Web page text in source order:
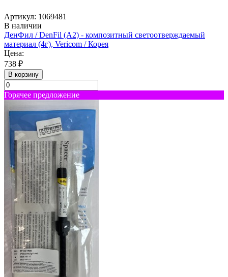
Артикул: 1069481
В наличии
ДенФил / DenFil (А2) - композитный светоотверждаемый
материал (4г), Vericom / Корея
Цена:
738 ₽
В корзину
Горячее предложение